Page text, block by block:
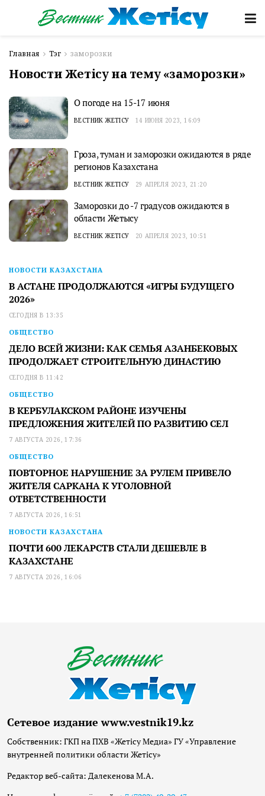
Главная Тэг заморозки
Новости Жетісу на тему «заморозки»
О погоде на 15-17 июня
ВЕСТНИК ЖЕТІСУ 14 ИЮНЯ 2023, 16:09
Гроза, туман и заморозки ожидаются в ряде
регионов Казахстана
ВЕСТНИК ЖЕТІСУ 29 АПРЕЛЯ 2023, 21:20
Заморозки до -7 градусов ожидаются в
области Жетысу
ВЕСТНИК ЖЕТІСУ 20 АПРЕЛЯ 2023, 10:51
НОВОСТИ КАЗАХСТАНА
В АСТАНЕ ПРОДОЛЖАЮТСЯ «ИГРЫ БУДУЩЕГО
2026»
СЕГОДНЯ В 13:35
ОБЩЕСТВО
ДЕЛО ВСЕЙ ЖИЗНИ: КАК СЕМЬЯ АЗАНБЕКОВЫХ
ПРОДОЛЖАЕТ СТРОИТЕЛЬНУЮ ДИНАСТИЮ
СЕГОДНЯ В 11:42
ОБЩЕСТВО
В КЕРБУЛАКСКОМ РАЙОНЕ ИЗУЧЕНЫ
ПРЕДЛОЖЕНИЯ ЖИТЕЛЕЙ ПО РАЗВИТИЮ СЕЛ
7 АВГУСТА 2026, 17:36
ОБЩЕСТВО
ПОВТОРНОЕ НАРУШЕНИЕ ЗА РУЛЕМ ПРИВЕЛО
ЖИТЕЛЯ САРКАНА К УГОЛОВНОЙ
ОТВЕТСТВЕННОСТИ
7 АВГУСТА 2026, 16:51
НОВОСТИ КАЗАХСТАНА
ПОЧТИ 600 ЛЕКАРСТВ СТАЛИ ДЕШЕВЛЕ В
КАЗАХСТАНЕ
7 АВГУСТА 2026, 16:06
Сетевое издание www.vestnik19.kz
Собственник: ГКП на ПХВ «Жетісу Медиа» ГУ «Управление
внутренней политики области Жетісу»
Редактор веб-сайта: Далекенова М.А.